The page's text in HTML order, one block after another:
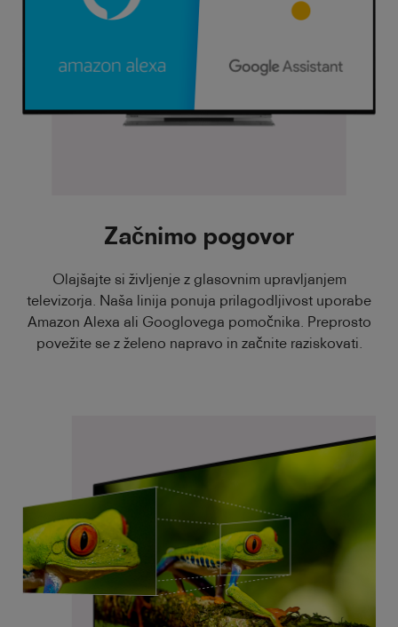
Začnimo pogovor
Olajšajte si življenje z glasovnim upravljanjem
televizorja. Naša linija ponuja prilagodljivost uporabe
Amazon Alexa ali Googlovega pomočnika. Preprosto
povežite se z želeno napravo in začnite raziskovati.